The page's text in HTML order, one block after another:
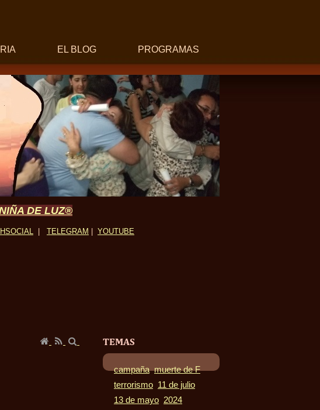
EL BLOG PROGRAMAS
DE LUZ®
TELEGRAM YOUTUBE
TEMAS
campaña muerte de F
terrorismo 11 de julio
13 de mayo 2024